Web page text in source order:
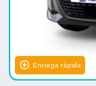
Entrega rápida